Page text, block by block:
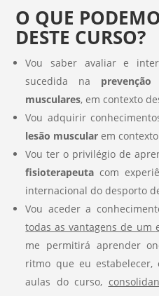
O QUE
DESTE CURSO?
Vou saber avaliar e
sucedida na
musculares, em contexto
Vou adquirir
lesão muscular em
Vou ter o privilégio de
fisioterapeuta com
internacional do desporto
Vou aceder a
todas as vantagens de um
me permitirá aprender
ritmo que eu
aulas do curso,